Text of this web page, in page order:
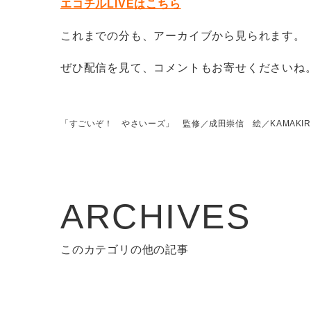
エコチルLIVEはこちら
これまでの分も、アーカイブから見られます。
ぜひ配信を見て、コメントもお寄せくださいね。
「すごいぞ！ やさいーズ」 監修／成田崇信 絵／
ARCHIVES
このカテゴリの他の記事